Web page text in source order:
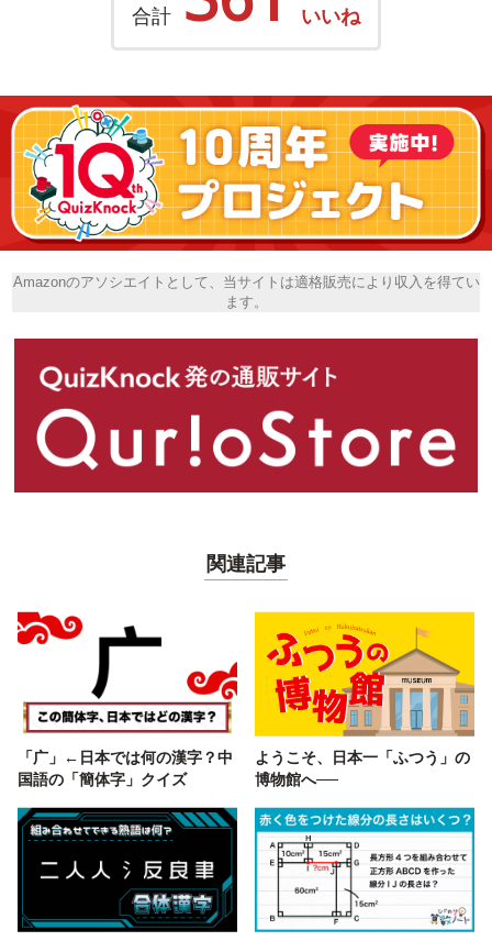
合計 いいね
Amazonのアソシエイトとして、当サイトは適格販売により収入を得てい
ます。
関連記事
「广」←日本では何の漢字？中
国語の「簡体字」クイズ
ようこそ、日本一「ふつう」の
博物館へ──